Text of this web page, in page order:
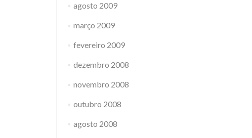
agosto 2009
março 2009
fevereiro 2009
dezembro 2008
novembro 2008
outubro 2008
agosto 2008